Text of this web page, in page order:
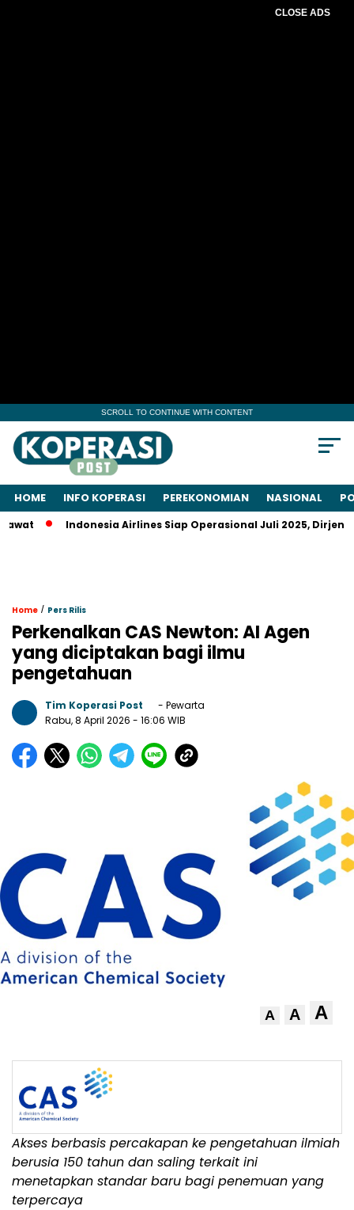
CLOSE ADS
SCROLL TO CONTINUE WITH CONTENT
HOME INFO KOPERASI PEREKONOMIAN NASIONAL
Indonesia Airlines Siap Operasional Juli 2025, Dirjen
Home / Pers Rilis
Perkenalkan CAS Newton: AI Agen
yang diciptakan bagi ilmu
pengetahuan
Tim Koperasi Post
- Pewarta
Rabu, 8 April 2026 - 16:06 WIB
A A A
Akses berbasis percakapan ke pengetahuan ilmiah
berusia 150 tahun dan saling terkait ini
menetapkan standar baru bagi penemuan yang
terpercaya